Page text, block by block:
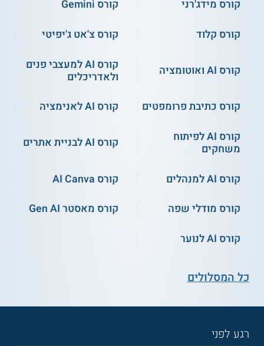
קורס מידג'רני
קורס Gemini
קורס קלוד
קורס צ'אט ג'יפיטי
קורס AI ואוטומציה
קורס AI למעצבי פנים
ולאדריכלים
קורס כתיבת פרומפטים
קורס AI לאנימציה
קורס AI לפיתוח
משחקים
קורס AI לבניית אתרים
קורס AI למנהלים
קורס AI Canva
קורס מודלי שפה
קורס מאסטר Gen AI
קורס AI לנוער
כל המסלולים
רגע לפני